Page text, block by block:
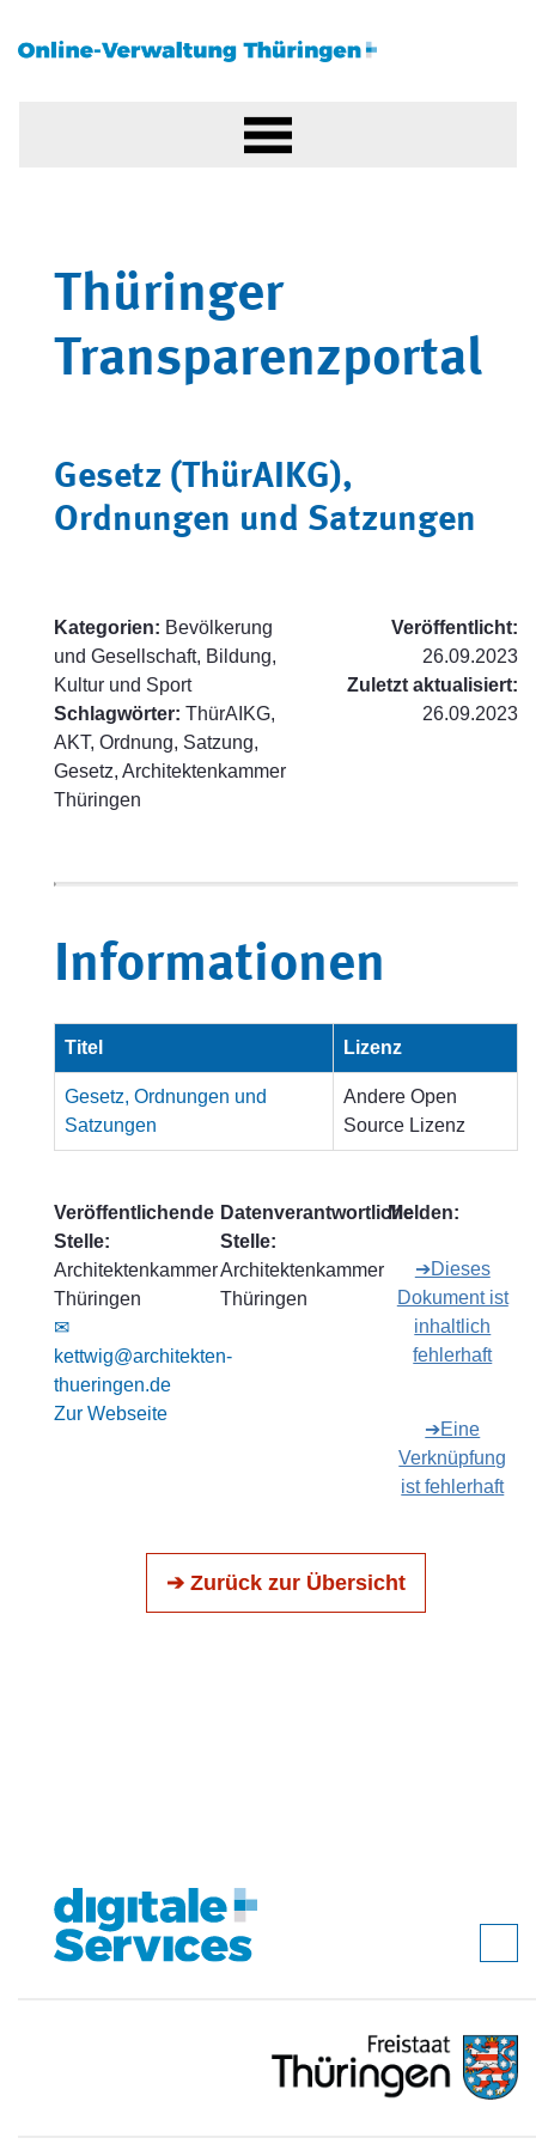
Thüringer
Transparenzportal
Gesetz (ThürAIKG),
Ordnungen und Satzungen
Kategorien: Bevölkerung
und Gesellschaft, Bildung,
Kultur und Sport
Schlagwörter: ThürAIKG,
AKT, Ordnung, Satzung,
Gesetz, Architektenkammer
Thüringen
Veröffentlicht:
26.09.2023
Zuletzt aktualisiert:
26.09.2023
Informationen
Titel Lizenz
Gesetz, Ordnungen und
Satzungen
Andere Open
Source Lizenz
Veröffentlichende
Stelle:
Architektenkammer
Thüringen
✉
kettwig@architekten-
thueringen.de
Zur Webseite
Datenverantwortliche
Stelle:
Architektenkammer
Thüringen
Melden:
➔Dieses
Dokument ist
inhaltlich
fehlerhaft
➔Eine
Verknüpfung
ist fehlerhaft
➔ Zurück zur Übersicht